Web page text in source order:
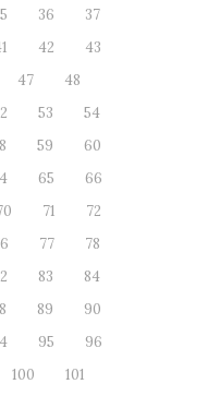
36
37
42
43
47
48
53
54
59
60
65
66
71
72
77
78
83
84
89
90
95
96
100
101